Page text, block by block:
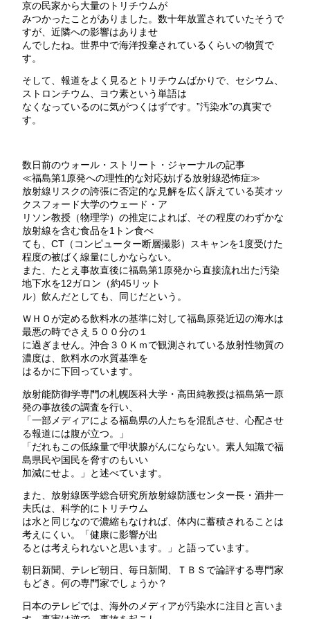
京の民家から大量のトリチウムが
みつかったことがありました。数十年放置されていたそうで
すが、近隣への影響はありませ
んでしたね。世界中で海洋投棄されているくらいの物質で
す。
そして、報道をよく見るとトリチウムばかりで、セシウム、
ストロンチウム、ヨウ素という単語は
なくなっているのに気がつくはずです。”汚染水”の真実で
す。
数日前のウォール・ストリート・ジャーナルの記事
≪福島第1原発への理性的な対応妨げる放射線恐怖症≫
放射線リスクの誇張に否定的な見解を広く訴えている英オッ
クスフォード大学のウェード・ア
リソン教授（物理学）の推定によれば、その程度のわずかな
放射線を含む食品を1トン食べ
ても、CT（コンピューター断層撮影）スキャンを1度受けた
程度の被ばく線量にしかならない。
また、たとえ事故直後に福島第1原発から直接流れ出た汚染
地下水を12ガロン（約45リット
ル）飲んだとしても、同じだという。
ＷＨＯが定める飲料水の基準に対して福島原発近辺の海水は
最悪の時でさえ５００分の１
に過ぎません。沖合３０Ｋｍで観測されている放射性物質の
濃度は、飲料水の水質基準を
はるかに下回っています。
放射能防御学専門の札幌医科大学・高田純教授は福島第一原
発の事故後の調査を行い、
「一部メディアによる福島県の人たちを混乱させ、心配させ
る報道には腹が立つ。」
「だれもこの低線量で甲状腺がんにならない。素人知識で福
島県民や国民を脅すのもいい
加減にせよ。」と述べています。
また、放射線医学総合研究所放射線防護センター長・酒井一
夫氏は、科学的にトリチウム
は水と同じなので濃縮もなければ、体内に蓄積されることは
考えにくい。「健康に影響が出
るとは考えられないと思います。」と語っています。
朝日新聞、テレビ朝日、毎日新聞、ＴＢＳで論評する専門家
もどき。何の専門家でしょうか？
日本のテレビでは、海外のメディアが汚染水に注目と言いま